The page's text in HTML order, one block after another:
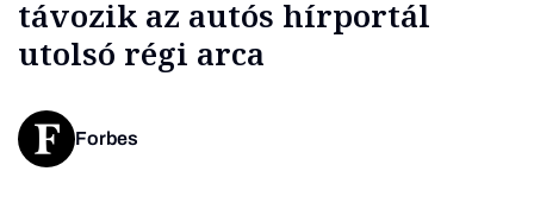
távozik az autós hírportál
utolsó régi arca
Forbes